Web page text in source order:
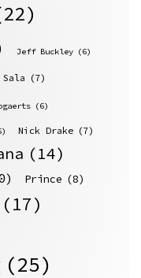
Jeff Buckley (6)
Sala (7)
(6)
Nick Drake (7)
(14)
Prince (8)
(17)
(25)